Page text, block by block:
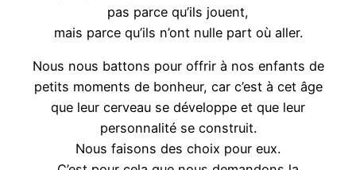
pas parce qu’ils jouent,
mais parce qu’ils n’ont nulle part où aller.
Nous nous battons pour offrir à nos enfants de
petits moments de bonheur, car c’est à cet âge
que leur cerveau se développe et que leur
personnalité se construit.
Nous faisons des choix pour eux.